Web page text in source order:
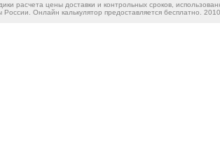
расчета цены доставки и контрольных сроков,
Онлайн калькулятор предоставляется бесплатно.